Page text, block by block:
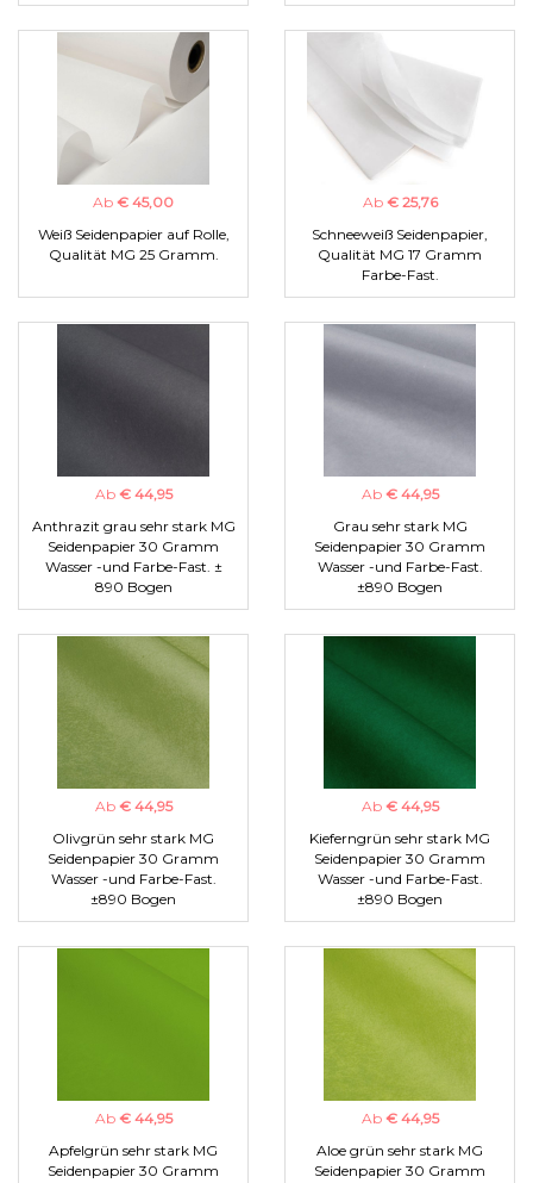
Ab € 45,00
Weiß Seidenpapier auf Rolle,
Qualität MG 25 Gramm.
Ab € 25,76
Schneeweiß Seidenpapier,
Qualität MG 17 Gramm
Farbe-Fast.
Ab € 44,95
Anthrazit grau sehr stark MG
Seidenpapier 30 Gramm
Wasser -und Farbe-Fast. ±
890 Bogen
Ab € 44,95
Grau sehr stark MG
Seidenpapier 30 Gramm
Wasser -und Farbe-Fast.
±890 Bogen
Ab € 44,95
Olivgrün sehr stark MG
Seidenpapier 30 Gramm
Wasser -und Farbe-Fast.
±890 Bogen
Ab € 44,95
Kieferngrün sehr stark MG
Seidenpapier 30 Gramm
Wasser -und Farbe-Fast.
±890 Bogen
Ab € 44,95
Apfelgrün sehr stark MG
Seidenpapier 30 Gramm
Ab € 44,95
Aloe grün sehr stark MG
Seidenpapier 30 Gramm